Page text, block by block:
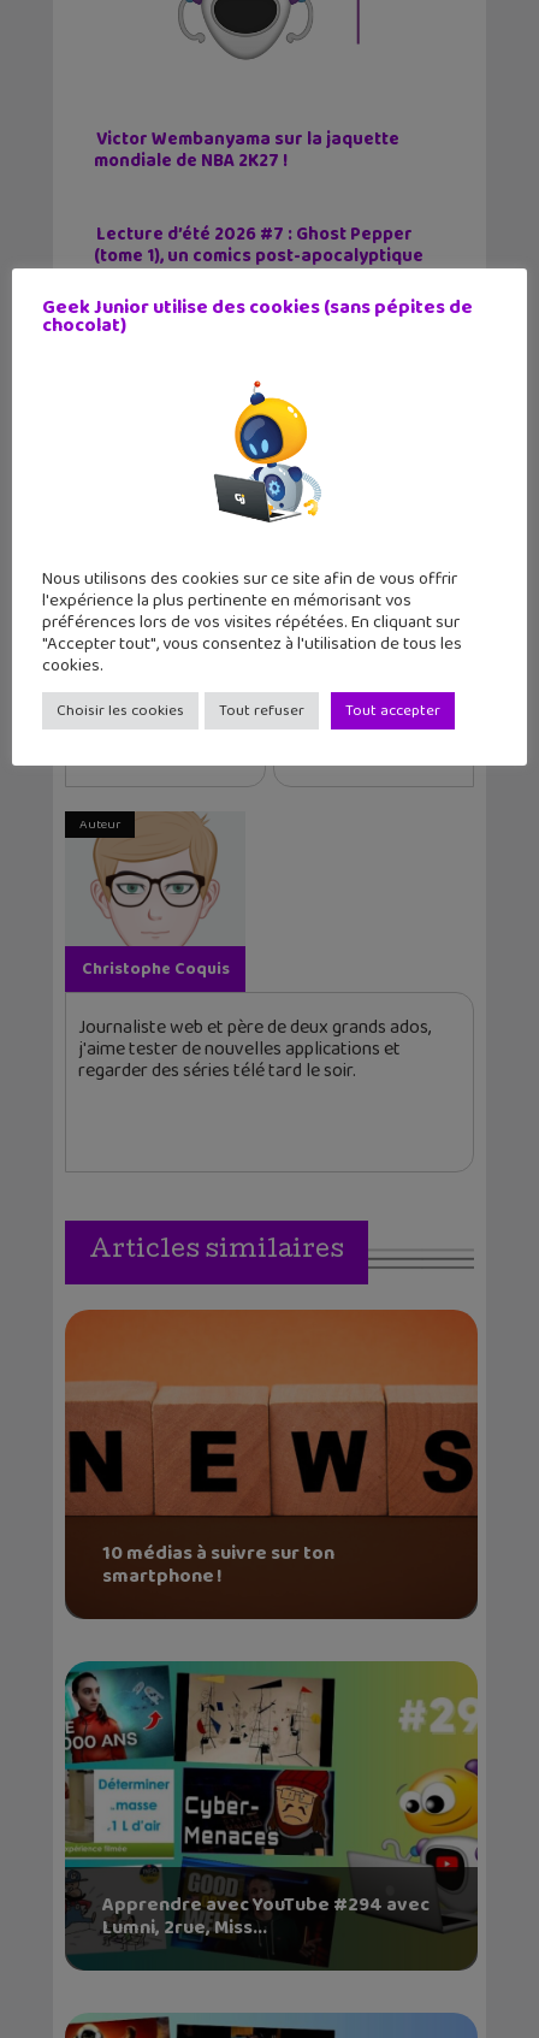
Victor Wembanyama sur la jaquette
mondiale de NBA 2K27 !
Lecture d’été 2026 #7 : Ghost Pepper
(tome 1), un comics post-apocalyptique
par un auteur français
C Jamy
Lea-English Louis-San
Lumni
Passé Sauvage
Article précédent
Replay : Mémoires Sortie de 2 livres
Auteur
Christophe Coquis
Journaliste web et père de deux grands ados,
j'aime tester de nouvelles applications et
regarder des séries télé tard le soir.
Articles similaires
10 médias à suivre sur ton
smartphone !
Apprendre avec YouTube #294 avec
Lumni, 2rue, Miss...
Geek Junior utilise des cookies (sans pépites de
chocolat)
Nous utilisons des cookies sur ce site afin de vous offrir
l'expérience la plus pertinente en mémorisant vos
préférences lors de vos visites répétées. En cliquant sur
"Accepter tout", vous consentez à l'utilisation de tous les
cookies.
Choisir les cookies Tout refuser Tout accepter